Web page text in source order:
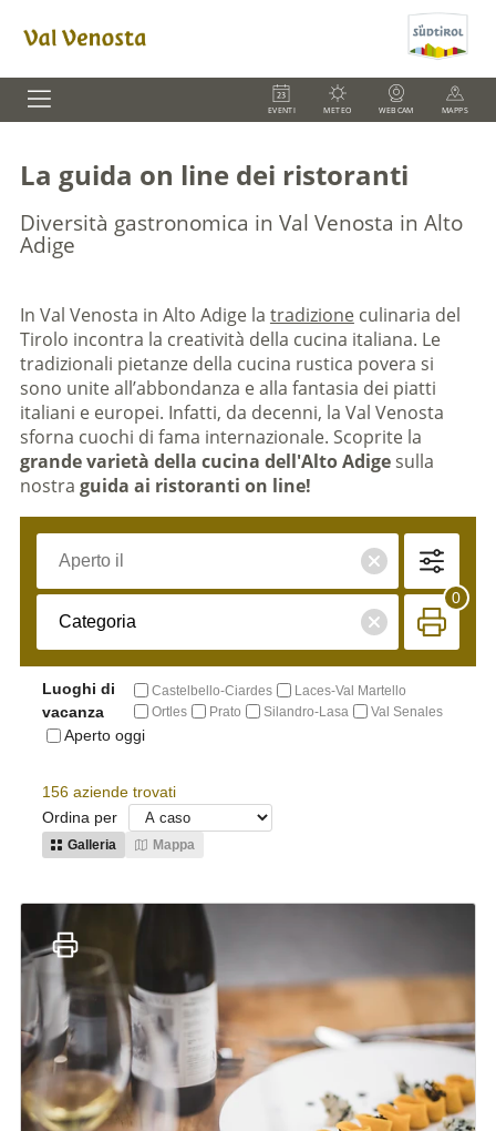
EVENTI METEO WEBCAM MAPPS
La guida on line dei ristoranti
Diversità gastronomica in Val Venosta in Alto
Adige
In Val Venosta in Alto Adige la tradizioneculinaria del
Tirolo incontra la creatività della cucina italiana. Le
tradizionali pietanze della cucina rustica povera si
sono unite all’abbondanza e alla fantasia dei piatti
italiani e europei. Infatti, da decenni, la Val Venosta
sforna cuochi di fama internazionale. Scoprite la
grande varietà della cucina dell'Alto Adigesulla
nostra guida ai ristoranti on line!